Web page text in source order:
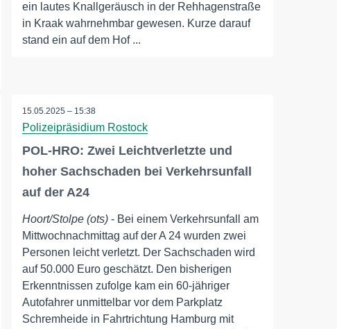
ein lautes Knallgeräusch in der Rehhagenstraße
in Kraak wahrnehmbar gewesen. Kurze darauf
stand ein auf dem Hof ...
15.05.2025 – 15:38
Polizeipräsidium Rostock
POL-HRO: Zwei Leichtverletzte und
hoher Sachschaden bei Verkehrsunfall
auf der A24
Hoort/Stolpe (ots) - Bei einem Verkehrsunfall am
Mittwochnachmittag auf der A 24 wurden zwei
Personen leicht verletzt. Der Sachschaden wird
auf 50.000 Euro geschätzt. Den bisherigen
Erkenntnissen zufolge kam ein 60-jähriger
Autofahrer unmittelbar vor dem Parkplatz
Schremheide in Fahrtrichtung Hamburg mit